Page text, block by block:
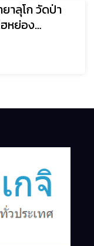
าลุโก วัดป่า
หย่อง
คร